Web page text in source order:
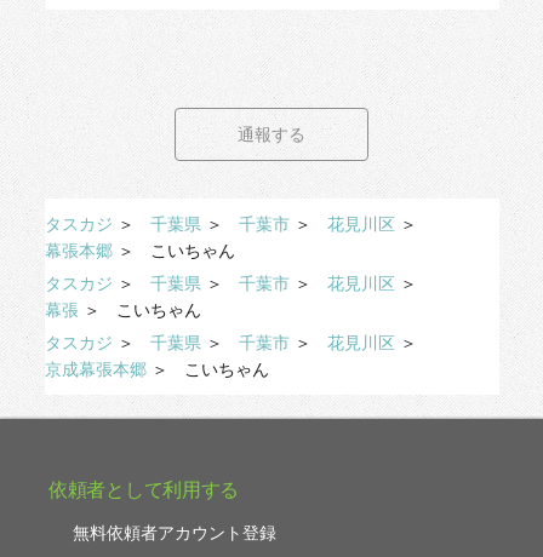
通報する
タスカジ ＞ 千葉県 ＞ 千葉市 ＞ 花見川区 ＞
幕張本郷 ＞
こいちゃん
タスカジ ＞ 千葉県 ＞ 千葉市 ＞ 花見川区 ＞
幕張 ＞
こいちゃん
タスカジ ＞ 千葉県 ＞ 千葉市 ＞ 花見川区 ＞
京成幕張本郷 ＞ こいちゃん
依頼者として利用する
無料依頼者アカウント登録